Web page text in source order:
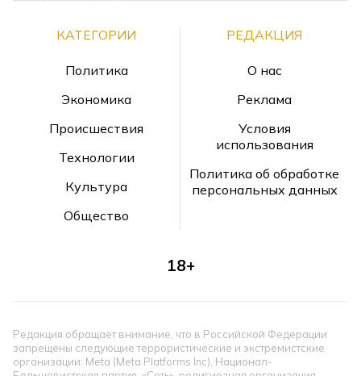
КАТЕГОРИИ
Политика
Экономика
Происшествия
Технологии
Культура
Общество
РЕДАКЦИЯ
О нас
Реклама
Условия
использования
Политика об обработке
персональных данных
18+
Редакция обращает внимание, что в Российской Федерации
запрещены следующие террористические и экстремистские
организации: Meta (Meta Platforms Inc), Национал-